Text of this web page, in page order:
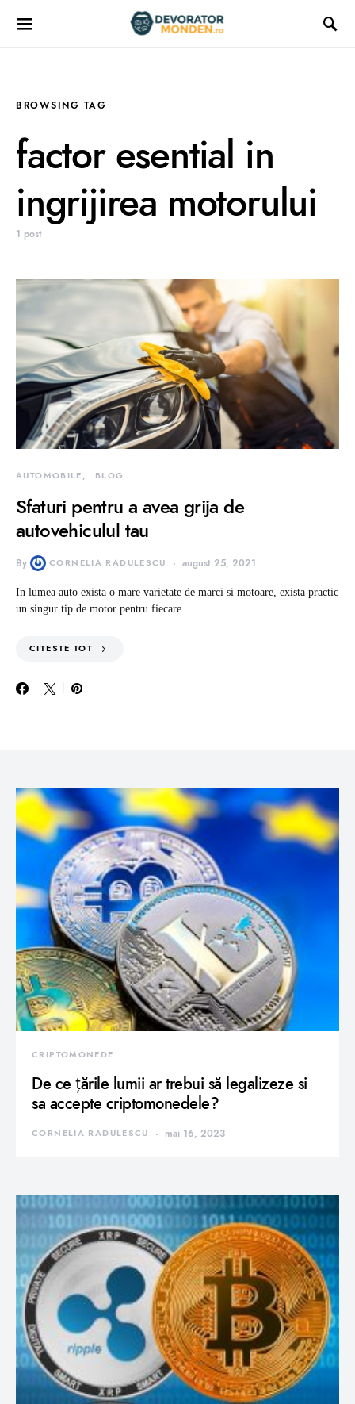
BROWSING TAG
factor esential in
ingrijirea motorului
1 post
AUTOMOBILE BLOG
Sfaturi pentru a avea grija de
autovehiculul tau
By CORNELIA RADULESCU august 25, 2021
In lumea auto exista o mare varietate de marci si motoare, exista practic
un singur tip de motor pentru fiecare…
CITESTE TOT
CRIPTOMONEDE
De ce țările lumii ar trebui să legalizeze si
sa accepte criptomonedele?
CORNELIA RADULESCU mai 16, 2023